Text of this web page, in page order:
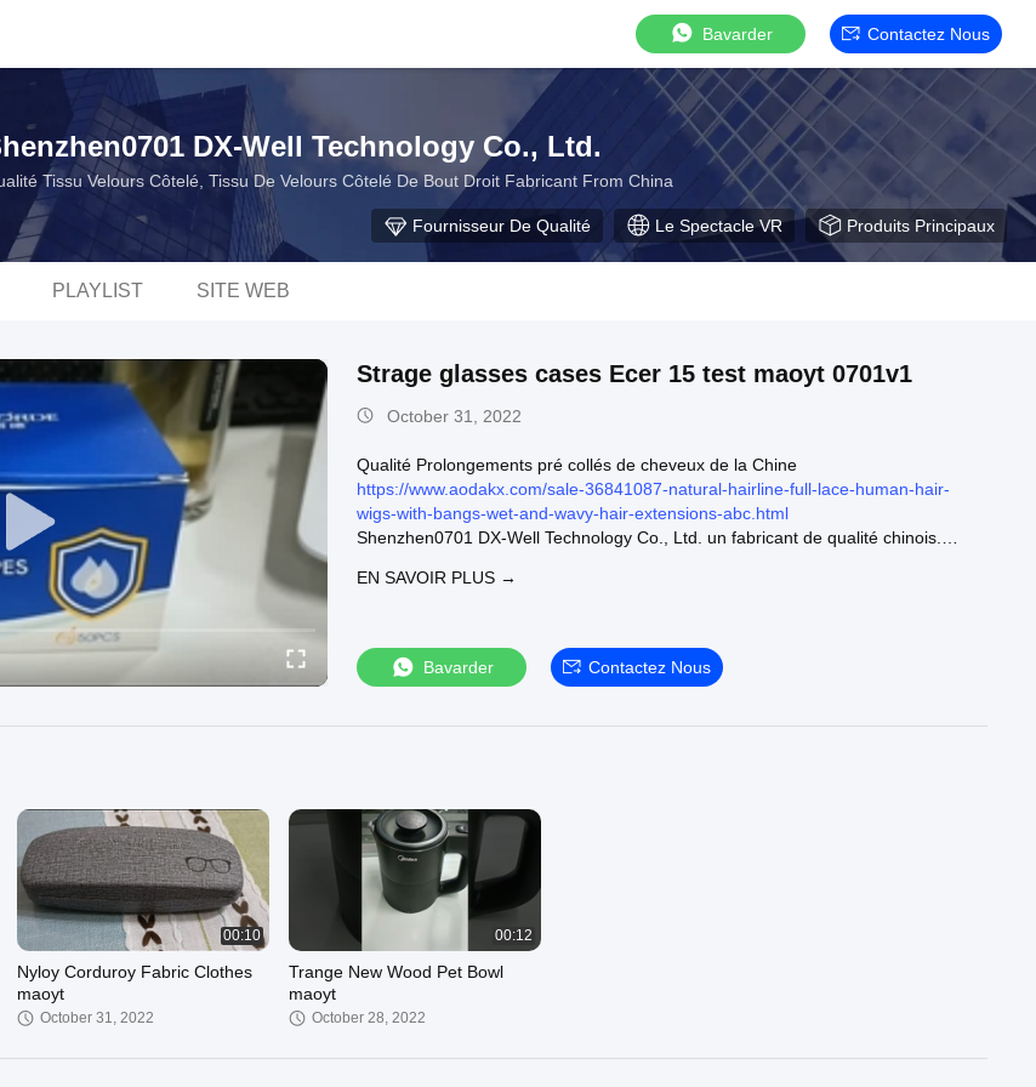
Bavarder Contactez Nous
DX-Well Technology Co., Ltd.
Tissu Velours Côtelé, Tissu De Velours Côtelé De Bout Droit Fabricant From China
Fournisseur De Qualité Le Spectacle VR Produits Principaux
PLAYLIST SITE WEB
Strage glasses cases Ecer 15 test maoyt 0701v1
October 31, 2022
Qualité Prolongements pré collés de cheveux de la Chine
https://www.aodakx.com/sale-36841087-natural-hairline-full-lace-human-hair-
wigs-with-bangs-wet-and-wavy-hair-extensions-abc.html
Shenzhen0701 DX-Well Technology Co., Ltd. un fabricant de qualité chinois.
tissu velours côtelé :
Tissu de tapisserie d'ameublement de jacquard :
https://www.aodakx.com/supplier-179944-jacquard-upholstery-fabric
EN SAVOIR PLUS →
Bavarder Contactez Nous
00:10
Nyloy Corduroy Fabric Clothes
maoyt
October 31, 2022
00:12
Trange New Wood Pet Bowl
maoyt
October 28, 2022